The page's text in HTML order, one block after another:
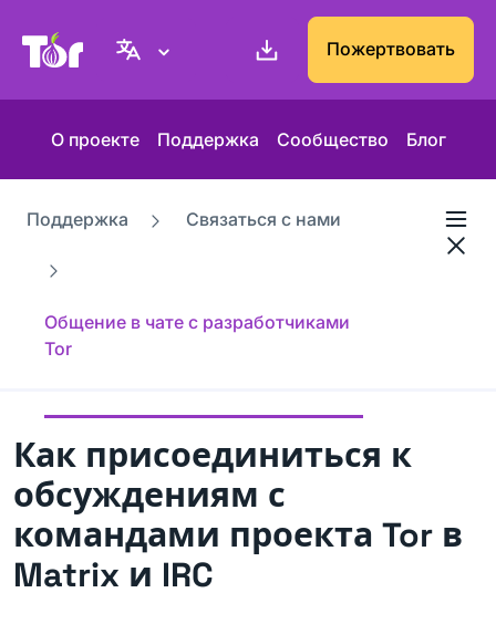
Веб-сайт Проекта Tor Пожертвовать
О проекте Поддержка Сообщество Блог
Поддержка Связаться с нами
Общение в чате с разработчиками
Tor
Как присоединиться к
обсуждениям с
командами проекта Tor в
Matrix и IRC